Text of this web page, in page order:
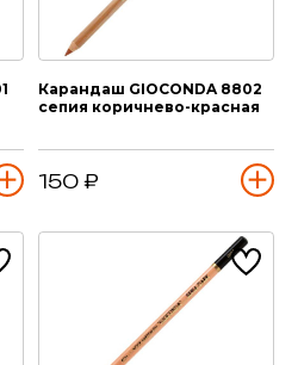
Карандаш GIOCONDA 8802
сепия коричнево-красная
150 ₽